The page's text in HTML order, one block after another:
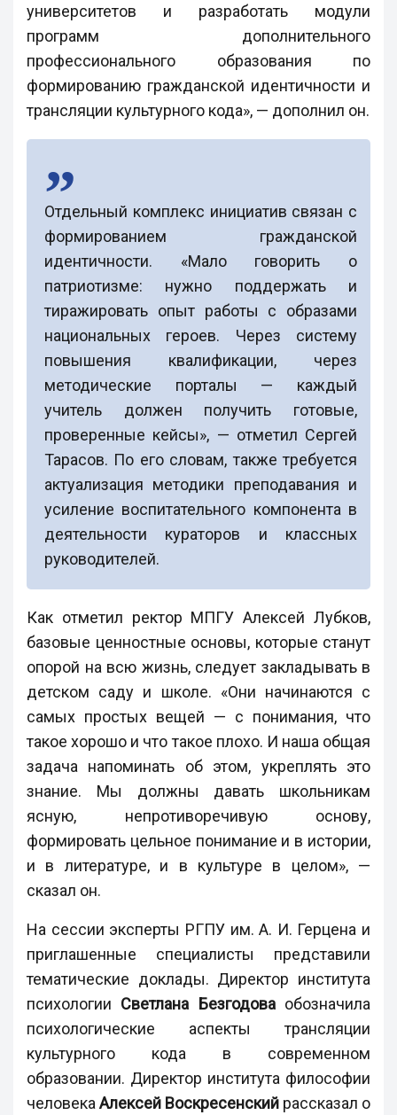
университетов и разработать модули
программ дополнительного
профессионального образования по
формированию гражданской идентичности и
трансляции культурного кода», — дополнил он.
Отдельный комплекс инициатив связан с
формированием гражданской
идентичности. «Мало говорить о
патриотизме: нужно поддержать и
тиражировать опыт работы с образами
национальных героев. Через систему
повышения квалификации, через
методические порталы — каждый
учитель должен получить готовые,
проверенные кейсы», — отметил Сергей
Тарасов. По его словам, также требуется
актуализация методики преподавания и
усиление воспитательного компонента в
деятельности кураторов и классных
руководителей.
Как отметил ректор МПГУ Алексей Лубков,
базовые ценностные основы, которые станут
опорой на всю жизнь, следует закладывать в
детском саду и школе. «Они начинаются с
самых простых вещей — с понимания, что
такое хорошо и что такое плохо. И наша общая
задача напоминать об этом, укреплять это
знание. Мы должны давать школьникам
ясную, непротиворечивую основу,
формировать цельное понимание и в истории,
и в литературе, и в культуре в целом», —
сказал он.
На сессии эксперты РГПУ им. А. И. Герцена и
приглашенные специалисты представили
тематические доклады. Директор института
психологии Светлана Безгодоваобозначила
психологические аспекты трансляции
культурного кода в современном
образовании. Директор института философии
человека Алексей Воскресенский рассказал о